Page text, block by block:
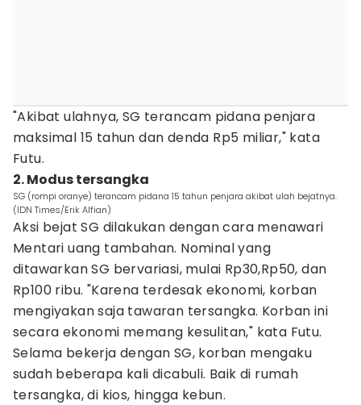
"Akibat ulahnya, SG terancam pidana penjara
maksimal 15 tahun dan denda Rp5 miliar," kata
Futu.
2. Modus tersangka
SG (rompi oranye) terancam pidana 15 tahun penjara akibat ulah bejatnya.
(IDN Times/Erik Alfian)
Aksi bejat SG dilakukan dengan cara menawari
Mentari uang tambahan. Nominal yang
ditawarkan SG bervariasi, mulai Rp30,Rp50, dan
Rp100 ribu. "Karena terdesak ekonomi, korban
mengiyakan saja tawaran tersangka. Korban ini
secara ekonomi memang kesulitan," kata Futu.
Selama bekerja dengan SG, korban mengaku
sudah beberapa kali dicabuli. Baik di rumah
tersangka, di kios, hingga kebun.